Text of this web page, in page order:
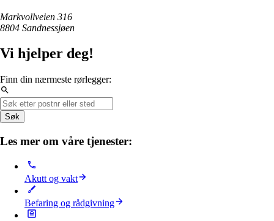
Markvollveien 316
8804 Sandnessjøen
Vi hjelper deg!
Finn din nærmeste rørlegger:
Søk
Les mer om våre tjenester:
Akutt og vakt
Befaring og rådgivning